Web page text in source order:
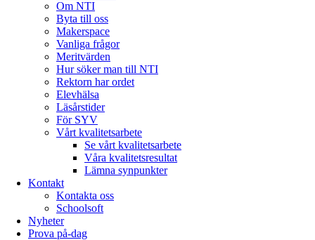
Om NTI
Byta till oss
Makerspace
Vanliga frågor
Meritvärden
Hur söker man till NTI
Rektorn har ordet
Elevhälsa
Läsårstider
För SYV
Vårt kvalitetsarbete
Se vårt kvalitetsarbete
Våra kvalitetsresultat
Lämna synpunkter
Kontakt
Kontakta oss
Schoolsoft
Nyheter
Prova på-dag